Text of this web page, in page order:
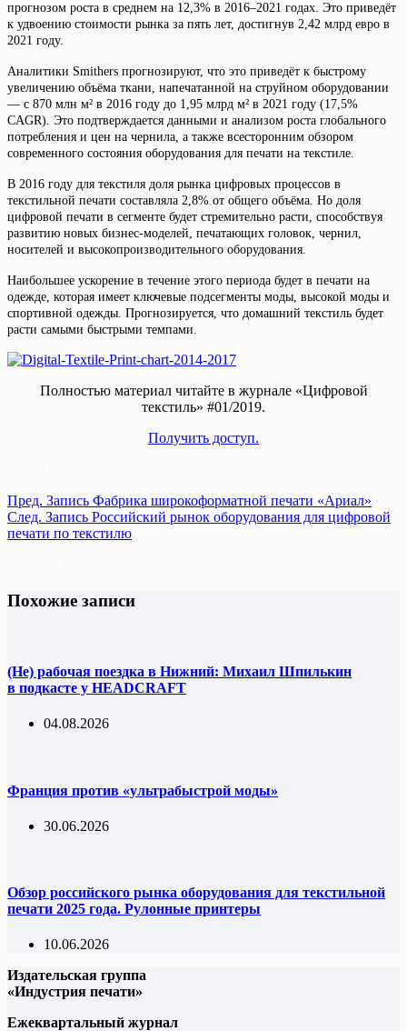
прогнозом роста в среднем на 12,3% в 2016–2021 годах. Это приведёт
к удвоению стоимости рынка за пять лет, достигнув 2,42 млрд евро в
2021 году.
Аналитики Smithers прогнозируют, что это приведёт к быстрому
увеличению объёма ткани, напечатанной на струйном оборудовании
— с 870 млн м² в 2016 году до 1,95 млрд м² в 2021 году (17,5%
CAGR). Это подтверждается данными и анализом роста глобального
потребления и цен на чернила, а также всесторонним обзором
современного состояния оборудования для печати на текстиле.
В 2016 году для текстиля доля рынка цифровых процессов в
текстильной печати составляла 2,8% от общего объёма. Но доля
цифровой печати в сегменте будет стремительно расти, способствуя
развитию новых бизнес-моделей, печатающих головок, чернил,
носителей и высокопроизводительного оборудования.
Наибольшее ускорение в течение этого периода будет в печати на
одежде, которая имеет ключевые подсегменты моды, высокой моды и
спортивной одежды. Прогнозируется, что домашний текстиль будет
расти самыми быстрыми темпами.
Полностью материал читайте в журнале «Цифровой
текстиль» #01/2019.
Получить доступ.
Пред. Запись Фабрика широкоформатной печати «Ариал»
След. Запись Российский рынок оборудования для цифровой
печати по текстилю
Похожие записи
(Не) рабочая поездка в Нижний: Михаил Шпилькин
в подкасте у HEADCRAFT
04.08.2026
Франция против «ультрабыстрой моды»
30.06.2026
Обзор российского рынка оборудования для текстильной
печати 2025 года. Рулонные принтеры
10.06.2026
Издательская группа
«Индустрия печати»
Ежеквартальный журнал